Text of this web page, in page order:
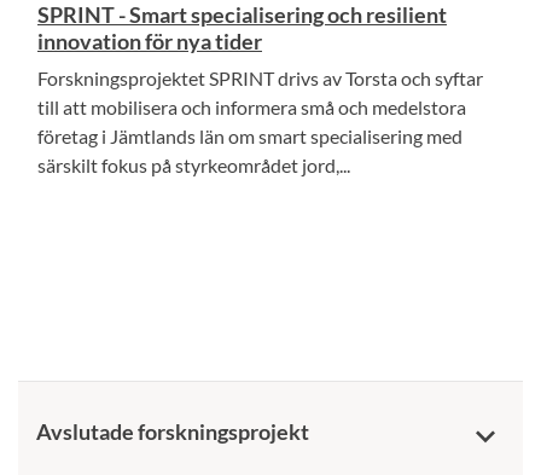
SPRINT - Smart specialisering och resilient
innovation för nya tider
Forskningsprojektet SPRINT drivs av Torsta och syftar
till att mobilisera och informera små och medelstora
företag i Jämtlands län om smart specialisering med
särskilt fokus på styrkeområdet jord,...
Avslutade forskningsprojekt keyboard_arrow_down